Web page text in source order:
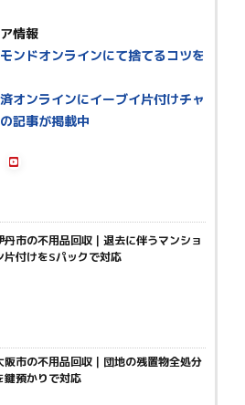
情報
ンドオンラインにて捨てるコツを
オンラインにイーブイ片付けチャ
記事が掲載中
丹市の不用品回収｜退去に伴うマンショ
片付けをSパックで対応
阪市の不用品回収｜団地の残置物全処分
鍵預かりで対応